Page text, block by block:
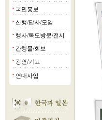
■ 국민홍보
■ 산행/답사/모임
■ 행사/독도방문/전시
■ 간행물/회보
■ 강연/기고
■ 연대사업